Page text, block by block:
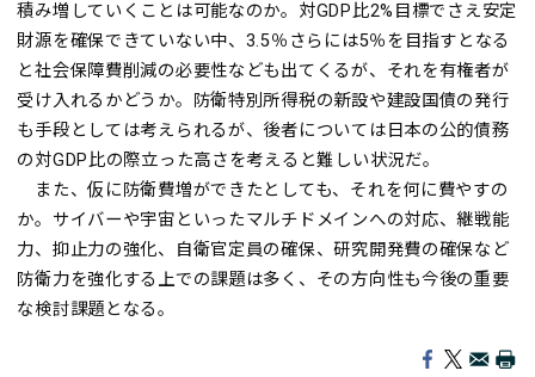
積み増していくことは可能なのか。対GDP比2%目標でさえ安定
財源を確保できていない中、3.5％さらには5％を目指すとなる
と社会保障費削減の必要性なども出てくるが、それを有権者が
受け入れるかどうか。防衛特別所得税の新設や建設国債の発行
も手段としては考えられるが、後者については日本の公的債務
の対GDP比の際立った高さを考えると難しい状況だ。
また、仮に防衛費増ができたとしても、それを何に費やすの
か。サイバーや宇宙といったマルチドメインへの対応、継戦能
力、抑止力の強化、自衛官定員の確保、研究開発費の確保など
防衛力を強化する上での課題は多く、その方向性も今後の重要
な検討課題となる。